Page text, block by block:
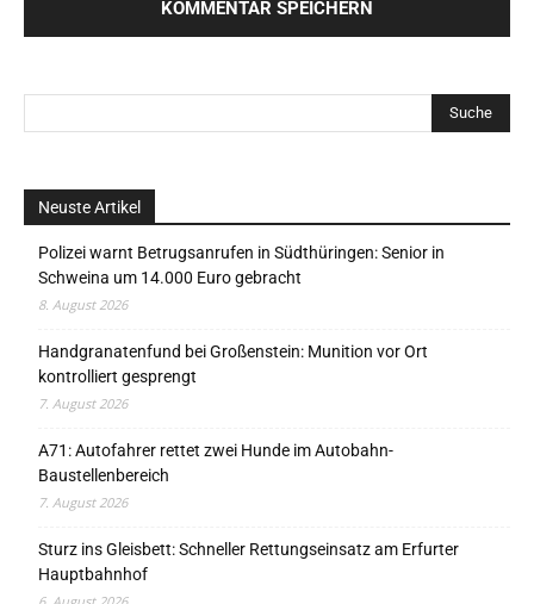
Neuste Artikel
Polizei warnt Betrugsanrufen in Südthüringen: Senior in
Schweina um 14.000 Euro gebracht
8. August 2026
Handgranatenfund bei Großenstein: Munition vor Ort
kontrolliert gesprengt
7. August 2026
A71: Autofahrer rettet zwei Hunde im Autobahn-
Baustellenbereich
7. August 2026
Sturz ins Gleisbett: Schneller Rettungseinsatz am Erfurter
Hauptbahnhof